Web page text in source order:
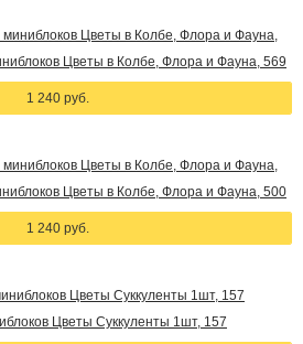
Цветы в Колбе, Флора и Фауна, 569
1 240 руб.
Цветы в Колбе, Флора и Фауна, 500
1 240 руб.
Цветы Суккуленты 1шт, 157